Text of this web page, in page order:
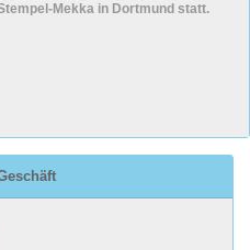
Mekka in Dortmund statt.